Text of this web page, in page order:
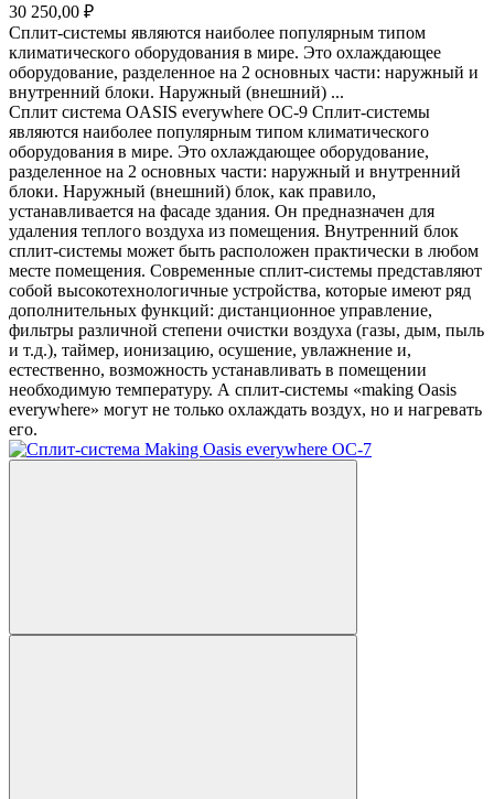
30 250,00 ₽
Сплит-системы являются наиболее популярным типом
климатического оборудования в мире. Это охлаждающее
оборудование, разделенное на 2 основных части: наружный и
внутренний блоки. Наружный (внешний) ...
Сплит система OASIS everywhere OC-9 Сплит-системы
являются наиболее популярным типом климатического
оборудования в мире. Это охлаждающее оборудование,
разделенное на 2 основных части: наружный и внутренний
блоки. Наружный (внешний) блок, как правило,
устанавливается на фасаде здания. Он предназначен для
удаления теплого воздуха из помещения. Внутренний блок
сплит-системы может быть расположен практически в любом
месте помещения. Современные сплит-системы представляют
собой высокотехнологичные устройства, которые имеют ряд
дополнительных функций: дистанционное управление,
фильтры различной степени очистки воздуха (газы, дым, пыль
и т.д.), таймер, ионизацию, осушение, увлажнение и,
естественно, возможность устанавливать в помещении
необходимую температуру. А сплит-системы «making Oasis
everywhere» могут не только охлаждать воздух, но и нагревать
его.